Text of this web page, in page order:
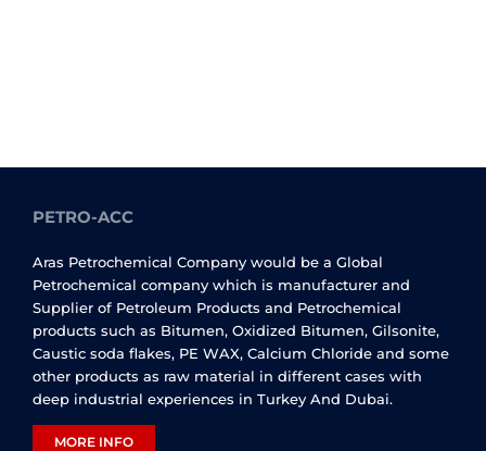
PETRO-ACC
Aras Petrochemical Company would be a Global
Petrochemical company which is manufacturer and
Supplier of Petroleum Products and Petrochemical
products such as Bitumen, Oxidized Bitumen, Gilsonite,
Caustic soda flakes, PE WAX, Calcium Chloride and some
other products as raw material in different cases with
deep industrial experiences in Turkey And Dubai.
MORE INFO